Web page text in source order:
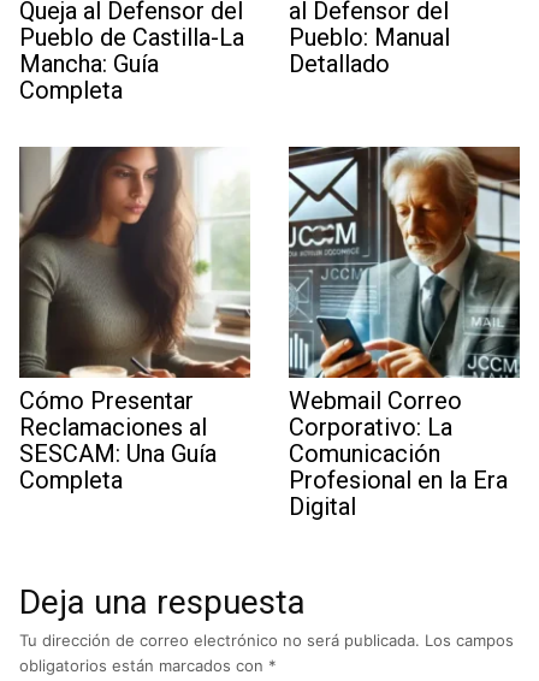
Queja al Defensor del
Pueblo de Castilla-La
Mancha: Guía
Completa
al Defensor del
Pueblo: Manual
Detallado
Cómo Presentar
Reclamaciones al
SESCAM: Una Guía
Completa
Webmail Correo
Corporativo: La
Comunicación
Profesional en la Era
Digital
Deja una respuesta
Tu dirección de correo electrónico no será publicada. Los campos
obligatorios están marcados con *